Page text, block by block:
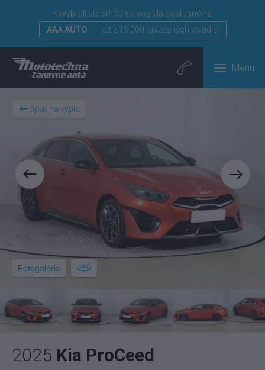
Nevybrali ste si? Ďalšie vozidlá dostupné na:
AAA AUTO
až z 15 000 ojazdených vozidiel
Menu
Späť na výpis
Fotogaléria
2025 Kia ProCeed